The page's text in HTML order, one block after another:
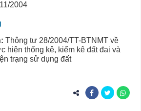
2004
Thông tư 28/2004/TT-BTNMT về
hiện thống kê, kiểm kê đất đai và
trạng sử dụng đất